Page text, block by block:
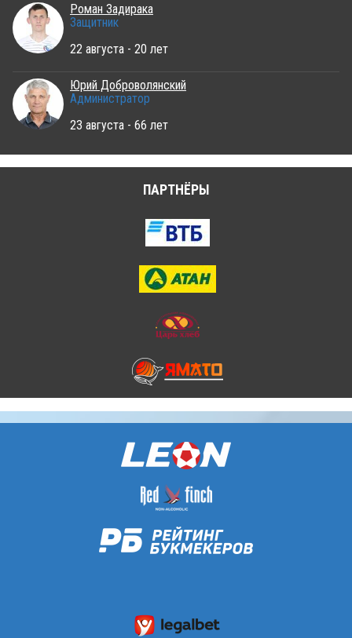
Роман Задирака
Защитник
22 августа - 20 лет
Юрий Доброволянский
Администратор
23 августа - 66 лет
ПАРТНЁРЫ